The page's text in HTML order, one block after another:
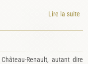
Lire la suite
Renault, autant dire